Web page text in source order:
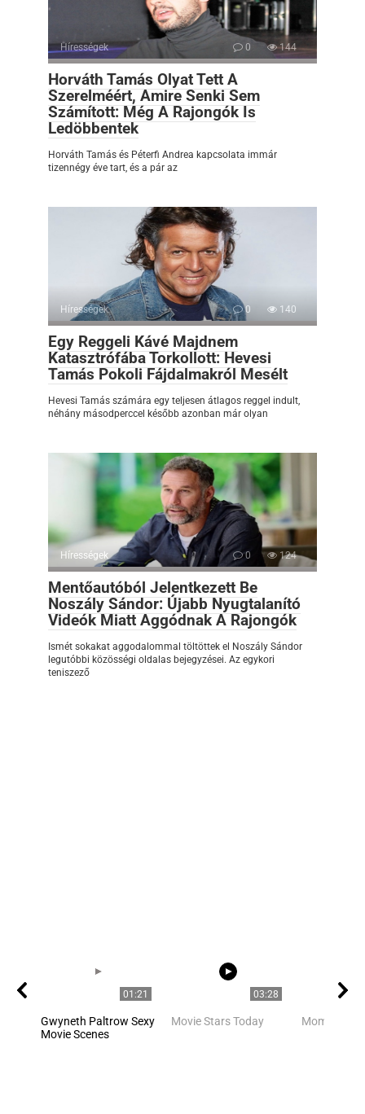
Hírességek 0 144
Horváth Tamás Olyat Tett A
Szerelméért, Amire Senki Sem
Számított: Még A Rajongók Is
Ledöbbentek
Horváth Tamás és Péterfi Andrea kapcsolata immár
tizennégy éve tart, és a pár az
Hírességek 0 140
Egy Reggeli Kávé Majdnem
Katasztrófába Torkollott: Hevesi
Tamás Pokoli Fájdalmakról Mesélt
Hevesi Tamás számára egy teljesen átlagos reggel indult,
néhány másodperccel később azonban már olyan
Hírességek 0 124
Mentőautóból Jelentkezett Be
Noszály Sándor: Újabb Nyugtalanító
Videók Miatt Aggódnak A Rajongók
Ismét sokakat aggodalommal töltöttek el Noszály Sándor
legutóbbi közösségi oldalas bejegyzései. Az egykori
teniszező
01:21
Gwyneth Paltrow Sexy
Movie Scenes
03:28
Movie Stars Today Mom is